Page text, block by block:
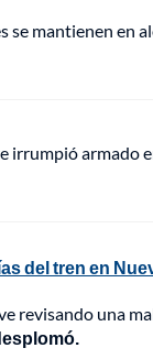
se mantienen en
irrumpió armado
del tren en
revisando una